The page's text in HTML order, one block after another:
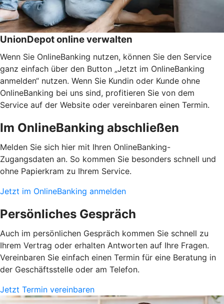
UnionDepot online verwalten
Wenn Sie OnlineBanking nutzen, können Sie den Service
ganz einfach über den Button „Jetzt im OnlineBanking
anmelden“ nutzen. Wenn Sie Kundin oder Kunde ohne
OnlineBanking bei uns sind, profitieren Sie von dem
Service auf der Website oder vereinbaren einen Termin.
Im OnlineBanking abschließen
Melden Sie sich hier mit Ihren OnlineBanking-
Zugangsdaten an. So kommen Sie besonders schnell und
ohne Papierkram zu Ihrem Service.
Jetzt im OnlineBanking anmelden
Persönliches Gespräch
Auch im persönlichen Gespräch kommen Sie schnell zu
Ihrem Vertrag oder erhalten Antworten auf Ihre Fragen.
Vereinbaren Sie einfach einen Termin für eine Beratung in
der Geschäftsstelle oder am Telefon.
Jetzt Termin vereinbaren